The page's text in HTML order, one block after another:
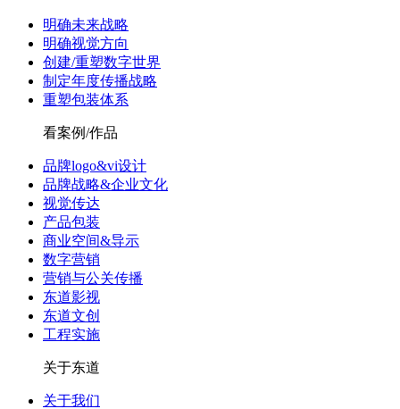
明确未来战略
明确视觉方向
创建/重塑数字世界
制定年度传播战略
重塑包装体系
看案例/作品
品牌logo&vi设计
品牌战略&企业文化
视觉传达
产品包装
商业空间&导示
数字营销
营销与公关传播
东道影视
东道文创
工程实施
关于东道
关于我们